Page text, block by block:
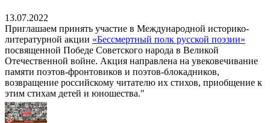
13.07.2022
Приглашаем принять участие в Международной историко-
литературной акции «Бессмертный полк русской поэзии»
посвященной Победе Советского народа в Великой
Отечественной войне. Акция направлена на увековечивание
памяти поэтов-фронтовиков и поэтов-блокадников,
возвращение российскому читателю их стихов, приобщение к
этим стихам детей и юношества."